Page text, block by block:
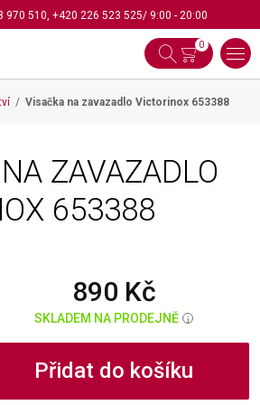
970 510, +420 226 523 525/ 9:00 - 20:00
0
Visačka na zavazadlo Victorinox 653388
ZAVAZADLO
653388
890 Kč
SKLADEM NA PRODEJNĚ i
Přidat do košíku